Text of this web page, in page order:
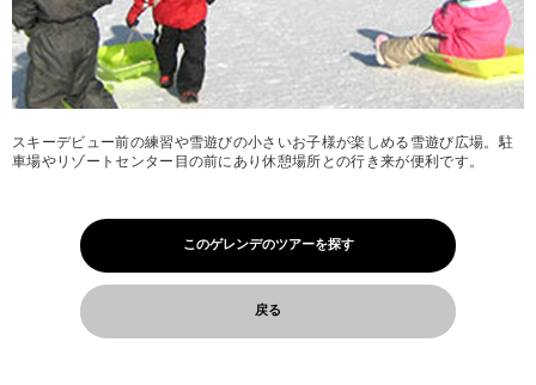
スキーデビュー前の練習や雪遊びの小さいお子様が楽しめる雪遊び広場。駐
車場やリゾートセンター目の前にあり休憩場所との行き来が便利です。
このゲレンデのツアーを探す
戻る